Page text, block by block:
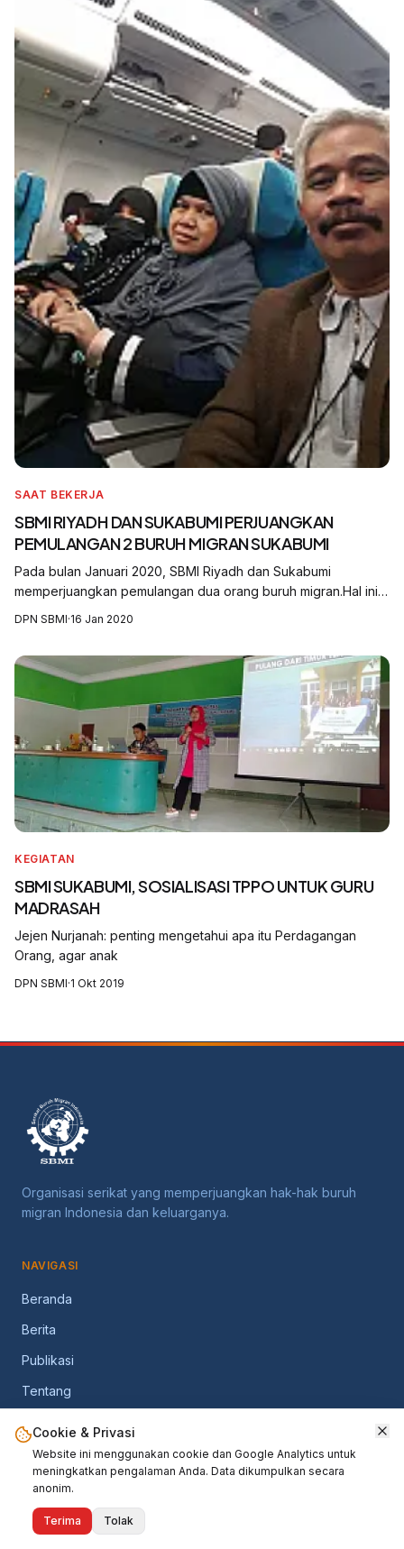
SAAT BEKERJA
SBMI RIYADH DAN SUKABUMI PERJUANGKAN
PEMULANGAN 2 BURUH MIGRAN SUKABUMI
Pada bulan Januari 2020, SBMI Riyadh dan Sukabumi
memperjuangkan pemulangan dua orang buruh migran.Hal ini
DPN SBMI·16 Jan 2020
KEGIATAN
SBMI SUKABUMI, SOSIALISASI TPPO UNTUK GURU
MADRASAH
Jejen Nurjanah: penting mengetahui apa itu Perdagangan
Orang, agar anak
DPN SBMI·1 Okt 2019
Organisasi serikat yang memperjuangkan hak-hak buruh
migran Indonesia dan keluarganya.
NAVIGASI
Beranda
Berita
Publikasi
Tentang
IKUTI KAMI
Cookie & Privasi
Website ini menggunakan cookie dan Google Analytics untuk
meningkatkan pengalaman Anda. Data dikumpulkan secara
anonim.
Terima Tolak